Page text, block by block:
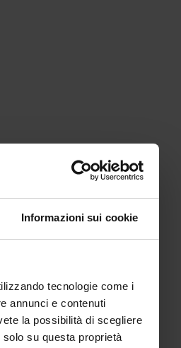
Informazioni sui cookie
tecnologie come i
annunci e contenuti
la possibilità di scegliere
su questa proprietà